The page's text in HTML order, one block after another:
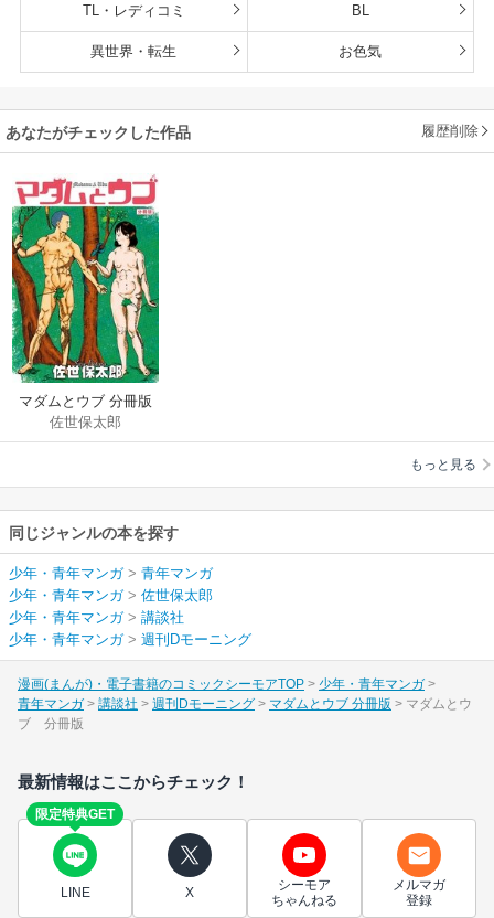
TL・レディコミ BL
異世界・転生 お色気
あなたがチェックした作品 履歴削除
マダムとウブ 分冊版
佐世保太郎
もっと見る
同じジャンルの本を探す
少年・青年マンガ> 青年マンガ
少年・青年マンガ> 佐世保太郎
少年・青年マンガ> 講談社
少年・青年マンガ> 週刊Dモーニング
漫画(まんが)・電子書籍のコミックシーモアTOP
少年・青年マンガ
青年マンガ
講談社 週刊Dモーニング マダムとウブ 分冊版
マダムとウ
ブ 分冊版
最新情報はここからチェック！
限定特典GET
LINE X
シーモア
ちゃんねる
メルマガ
登録